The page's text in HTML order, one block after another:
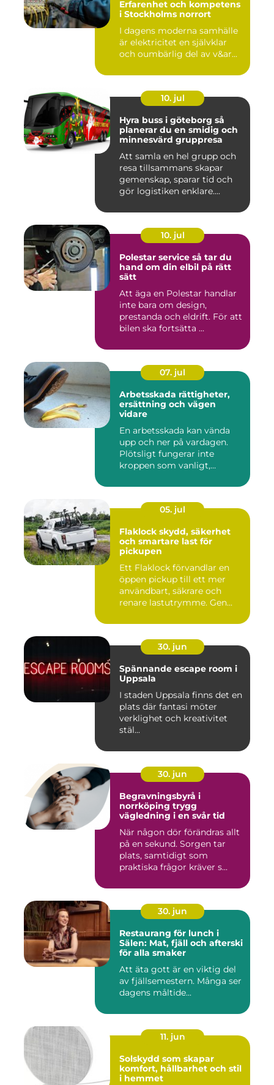
Erfarenhet och kompetens
i Stockholms norrort
I dagens moderna samhälle
är elektricitet en självklar
och oumbärlig del av v&ar...
10. jul
Hyra buss i göteborg så
planerar du en smidig och
minnesvärd gruppresa
Att samla en hel grupp och
resa tillsammans skapar
gemenskap, sparar tid och
gör logistiken enklare....
10. jul
Polestar service så tar du
hand om din elbil på rätt
sätt
Att äga en Polestar handlar
inte bara om design,
prestanda och eldrift. För att
bilen ska fortsätta ...
07. jul
Arbetsskada rättigheter,
ersättning och vägen
vidare
En arbetsskada kan vända
upp och ner på vardagen.
Plötsligt fungerar inte
kroppen som vanligt,
05. jul
Flaklock skydd, säkerhet
och smartare last för
pickupen
Ett Flaklock förvandlar en
öppen pickup till ett mer
användbart, säkrare och
renare lastutrymme. Gen...
30. jun
Spännande escape room i
Uppsala
I staden Uppsala finns det en
plats där fantasi möter
verklighet och kreativitet
stäl...
30. jun
Begravningsbyrå i
norrköping trygg
vägledning i en svår tid
När någon dör förändras allt
på en sekund. Sorgen tar
plats, samtidigt som
praktiska frågor kräver s...
30. jun
Restaurang för lunch i
Sälen: Mat, fjäll och afterski
för alla smaker
Att äta gott är en viktig del
av fjällsemestern. Många ser
dagens måltide...
11. jun
Solskydd som skapar
komfort, hållbarhet och stil
i hemmet